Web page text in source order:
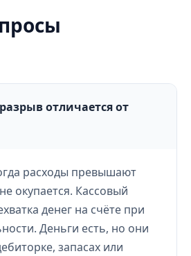
отличается от
расходы превышают
окупается. Кассовый
денег на счёте при
Деньги есть, но они
запасах или